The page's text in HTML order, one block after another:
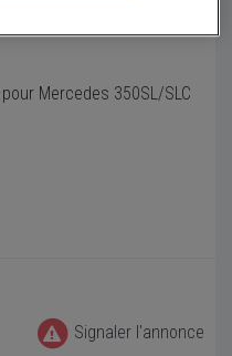
Mercedes 350SL/SLC
Signaler l'annonce